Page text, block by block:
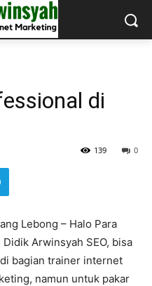
di
0
139
Lebong – Halo Para
Arwinsyah SEO, bisa
bagian trainer internet
namun untuk pakar